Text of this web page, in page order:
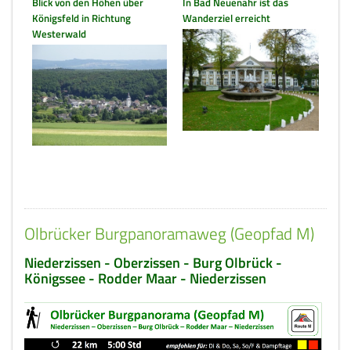
Königsfeld in Richtung
Westerwald
Wanderziel erreicht
Olbrücker Burgpanoramaweg (Geopfad M)
Niederzissen - Oberzissen - Burg Olbrück -
Königssee - Rodder Maar - Niederzissen